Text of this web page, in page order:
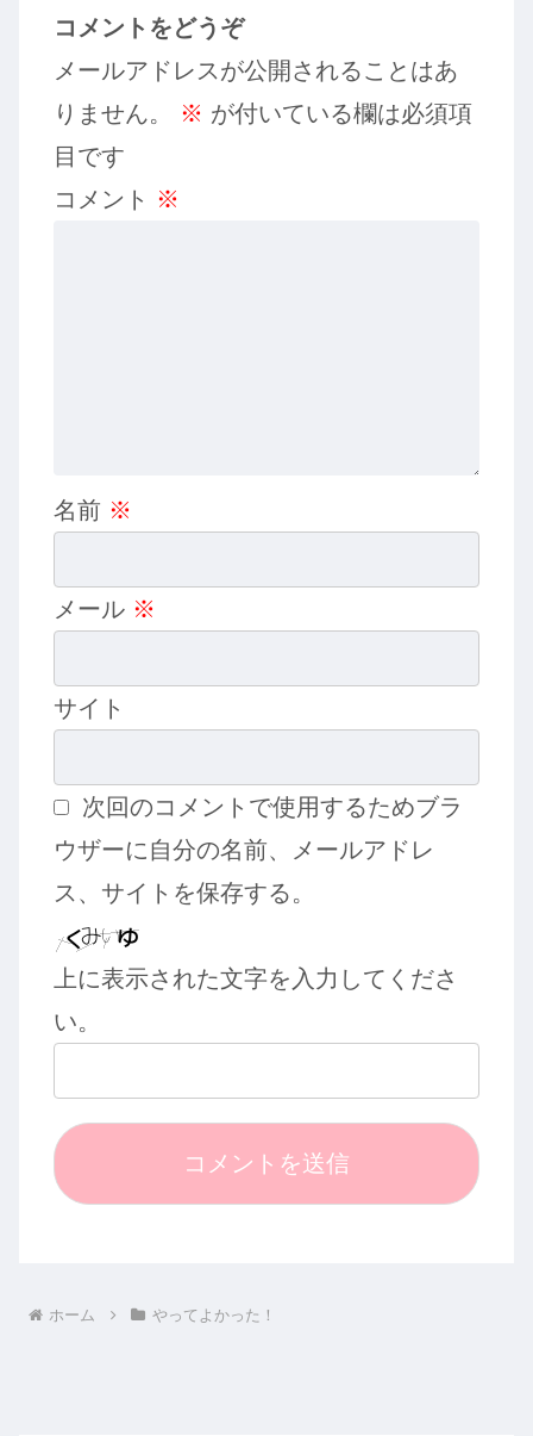
コメントをどうぞ
メールアドレスが公開されることはあ
りません。
※ が付いている欄は必須項
目です
コメント ※
名前 ※
メール ※
サイト
次回のコメントで使用するためブラ
ウザーに自分の名前、メールアドレ
ス、サイトを保存する。
上に表示された文字を入力してくださ
い。
ホーム やってよかった！